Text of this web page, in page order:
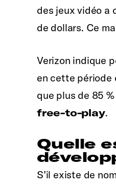
des jeux vidéo a
de dollars. Ce
Verizon indique
en cette période
que plus de 85
free-to-play.
Quelle
S’il existe de